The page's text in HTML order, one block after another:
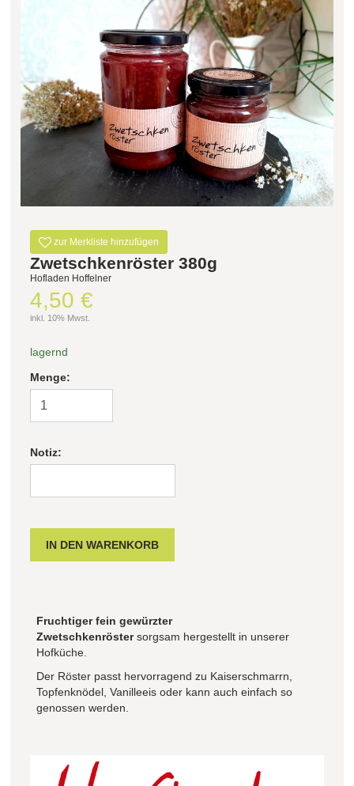
Fleischerei Hüthmayr Detail
Hofladen Hoffelner Detail
Kuglbauer - Familie Bischof Detail
La Toscana Anita Wolf e.U. Detail
Söllradls Naturkostladen Detail
Stiftsgärtnerei Detail
Weinkellerei Stift
Detail
KATEGORIE
Filter zurücksetzen
zur Merkliste hinzufügen
Zwetschkenröster 380g
Hofladen Hoffelner
4,50 €
inkl. 10% Mwst.
lagernd
Menge:
Notiz:
Fruchtiger fein gewürzter
Zwetschkenröstersorgsam hergestellt in unserer
Hofküche.
Der Röster passt hervorragend zu Kaiserschmarrn,
Topfenknödel, Vanilleeis oder kann auch einfach so
genossen werden.